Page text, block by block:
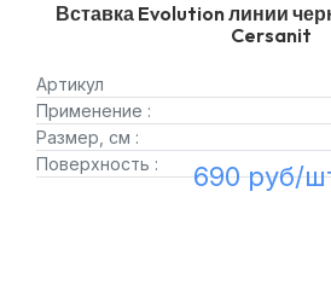
Вставка Evolution линии
Cersanit
Артикул
Применение :
Размер, см :
Поверхность :
690 руб/